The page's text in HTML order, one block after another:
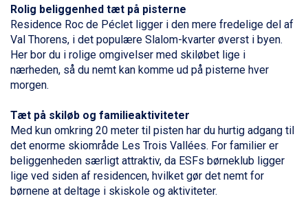
Fieberbrunn fra DKK 6.145
Wagrain fra DKK 4.645
Ischgl fra DKK 7.095
St. Anton fra DKK 7.245
Zell am See fra DKK 4.095
Livigno fra DKK 4.145
Ponte di Legno fra DKK 4.745
Alleghe fra DKK 5.595
Bad Gastein fra DKK 4.195
Sauze dOulx fra DKK 4.045
Arabba fra DKK 7.045
La Thuile fra DKK 4.595
Rolig beliggenhed tæt på pisterne
Residence Roc de Péclet ligger i den mere fredelige del af
Val Thorens, i det populære Slalom-kvarter øverst i byen.
Her bor du i rolige omgivelser med skiløbet lige i
nærheden, så du nemt kan komme ud på pisterne hver
morgen.
Tæt på skiløb og familieaktiviteter
Med kun omkring 20 meter til pisten har du hurtig adgang til
det enorme skiområde Les Trois Vallées. For familier er
beliggenheden særligt attraktiv, da ESFs børneklub ligger
lige ved siden af residencen, hvilket gør det nemt for
børnene at deltage i skiskole og aktiviteter.